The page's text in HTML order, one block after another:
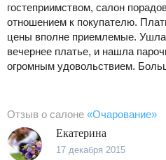
гостеприимством, салон
отношением к покупателю.
цены вполне приемлемые. Ушла
вечернее платье, и нашла
огромным удовольствием.
Отзыв о салоне «Очарование»
Екатерина
17 декабря 2015